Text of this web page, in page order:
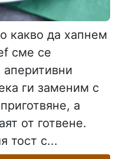
какво да хапнем
сме се
ги заменим с
а
от готвене.
тост с...